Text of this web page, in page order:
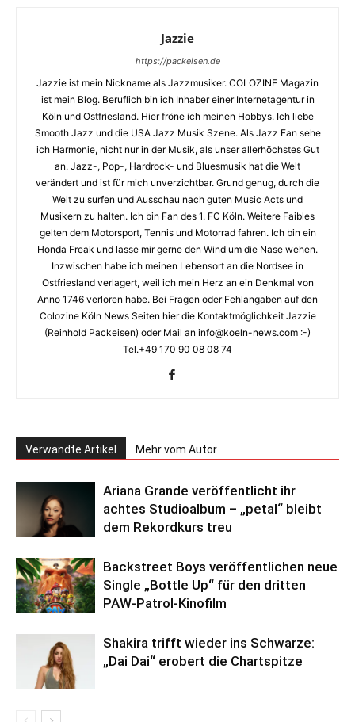
Jazzie
https://packeisen.de
Jazzie ist mein Nickname als Jazzmusiker. COLOZINE Magazin
ist mein Blog. Beruflich bin ich Inhaber einer Internetagentur in
Köln und Ostfriesland. Hier fröne ich meinen Hobbys. Ich liebe
Smooth Jazz und die USA Jazz Musik Szene. Als Jazz Fan sehe
ich Harmonie, nicht nur in der Musik, als unser allerhöchstes Gut
an. Jazz-, Pop-, Hardrock- und Bluesmusik hat die Welt
verändert und ist für mich unverzichtbar. Grund genug, durch die
Welt zu surfen und Ausschau nach guten Music Acts und
Musikern zu halten. Ich bin Fan des 1. FC Köln. Weitere Faibles
gelten dem Motorsport, Tennis und Motorrad fahren. Ich bin ein
Honda Freak und lasse mir gerne den Wind um die Nase wehen.
Inzwischen habe ich meinen Lebensort an die Nordsee in
Ostfriesland verlagert, weil ich mein Herz an ein Denkmal von
Anno 1746 verloren habe. Bei Fragen oder Fehlangaben auf den
Colozine Köln News Seiten hier die Kontaktmöglichkeit Jazzie
(Reinhold Packeisen) oder Mail an info@koeln-news.com :-)
Tel.+49 170 90 08 08 74
Verwandte Artikel Mehr vom Autor
Ariana Grande veröffentlicht ihr
achtes Studioalbum – „petal“ bleibt
dem Rekordkurs treu
Backstreet Boys veröffentlichen neue
Single „Bottle Up“ für den dritten
PAW-Patrol-Kinofilm
Shakira trifft wieder ins Schwarze:
„Dai Dai“ erobert die Chartspitze